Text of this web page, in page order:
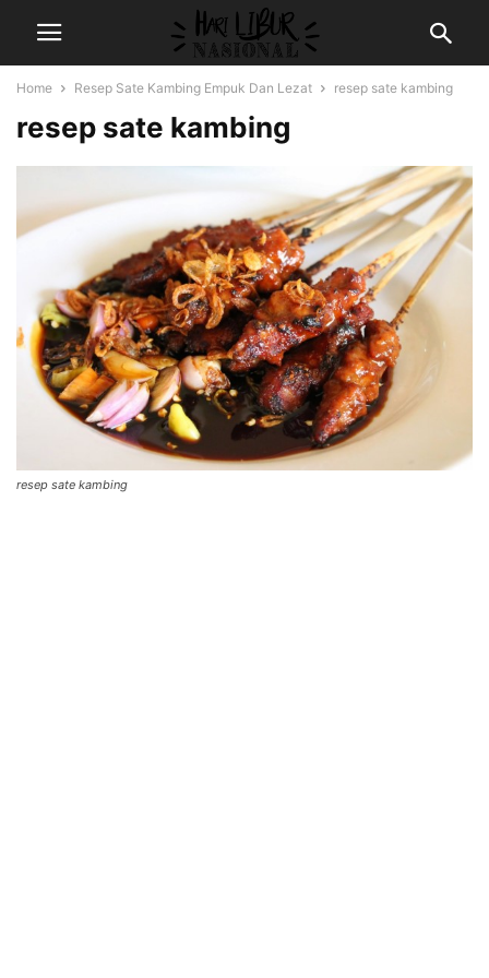
Home Resep Sate Kambing Empuk Dan Lezat resep sate kambing
resep sate kambing
resep sate kambing